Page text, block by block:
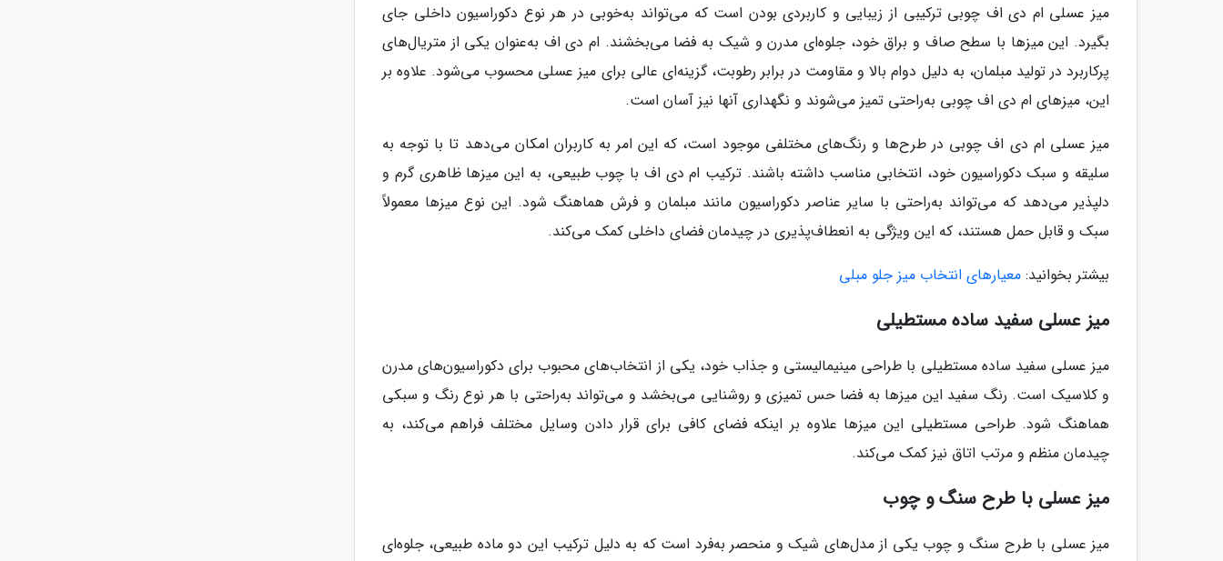
میز عسلی ام دی اف چوبی ترکیبی از زیبایی و کاربردی بودن است که می‌تواند به‌خوبی در هر نوع دکوراسیون داخلی جای
بگیرد. این میزها با سطح صاف و براق خود، جلوه‌ای مدرن و شیک به فضا می‌بخشند. ام دی اف به‌عنوان یکی از متریال‌های
پرکاربرد در تولید مبلمان، به دلیل دوام بالا و مقاومت در برابر رطوبت، گزینه‌ای عالی برای میز عسلی محسوب می‌شود. علاوه بر
این، میزهای ام دی اف چوبی به‌راحتی تمیز می‌شوند و نگهداری آنها نیز آسان است.
میز عسلی ام دی اف چوبی در طرح‌ها و رنگ‌های مختلفی موجود است، که این امر به کاربران امکان می‌دهد تا با توجه به
سلیقه و سبک دکوراسیون خود، انتخابی مناسب داشته باشند. ترکیب ام دی اف با چوب طبیعی، به این میزها ظاهری گرم و
دلپذیر می‌دهد که می‌تواند به‌راحتی با سایر عناصر دکوراسیون مانند مبلمان و فرش هماهنگ شود. این نوع میزها معمولاً
سبک و قابل حمل هستند، که این ویژگی به انعطاف‌پذیری در چیدمان فضای داخلی کمک می‌کند.
بیشتر بخوانید: معیارهای انتخاب میز جلو مبلی
میز عسلی سفید ساده مستطیلی
میز عسلی سفید ساده مستطیلی با طراحی مینیمالیستی و جذاب خود، یکی از انتخاب‌های محبوب برای دکوراسیون‌های مدرن
و کلاسیک است. رنگ سفید این میزها به فضا حس تمیزی و روشنایی می‌بخشد و می‌تواند به‌راحتی با هر نوع رنگ و سبکی
هماهنگ شود. طراحی مستطیلی این میزها علاوه بر اینکه فضای کافی برای قرار دادن وسایل مختلف فراهم می‌کند، به
چیدمان منظم و مرتب اتاق نیز کمک می‌کند.
میز عسلی با طرح سنگ و چوب
میز عسلی با طرح سنگ و چوب یکی از مدل‌های شیک و منحصر به‌فرد است که به دلیل ترکیب این دو ماده طبیعی، جلوه‌ای